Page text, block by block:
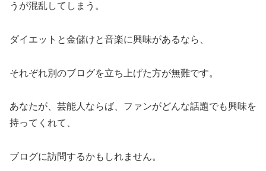
うが混乱してしまう。
ダイエットと金儲けと音楽に興味があるなら、
それぞれ別のブログを立ち上げた方が無難です。
あなたが、芸能人ならば、ファンがどんな話題でも興味を
持ってくれて、
ブログに訪問するかもしれません。